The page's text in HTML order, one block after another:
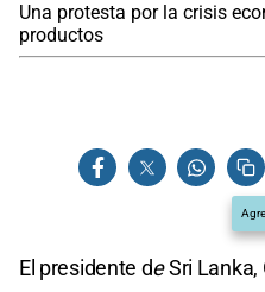
Una protesta por la crisis
productos
El presidente deSri Lanka,